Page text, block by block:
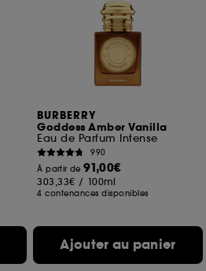
BURBERRY
Goddess Amber Vanilla
Eau de Parfum Intense
990
À partir de91,00€
303,33€ / 100ml
4 contenances disponibles
Ajouter au panier